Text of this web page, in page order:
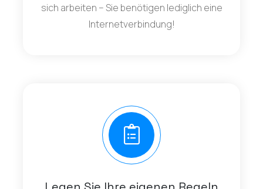
sich arbeiten – Sie benötigen lediglich eine
Internetverbindung!